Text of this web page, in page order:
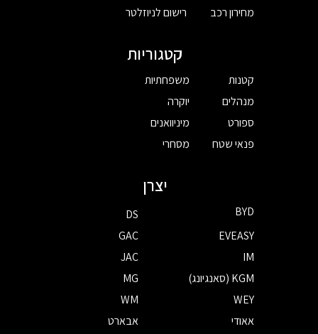
מחירון רכב
רישום לניוזלטר
קטגוריות
קטנות
מנהלים
ספורט
פנאי שטח
משפחתיות
יוקרה
מיניוואנים
מסחרי
יצרן
BYD
DS
EVEASY
GAC
IM
JAC
KGM (סאנגיונג)
MG
WEY
WM
אאודי
אבארט